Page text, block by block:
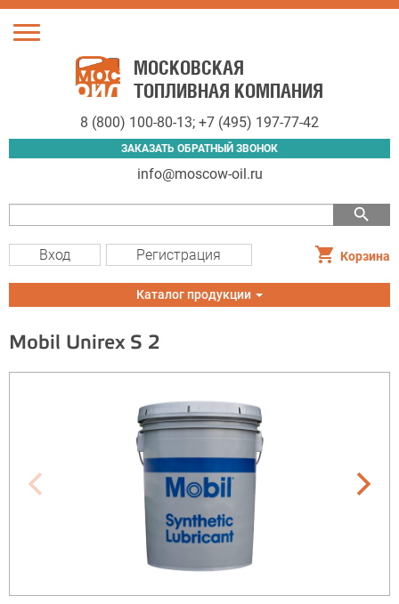
Toggle
МОСКОВСКАЯ
ТОПЛИВНАЯ КОМПАНИЯ
8 (800) 100-80-13; +7 (495) 197-77-42
ЗАКАЗАТЬ ОБРАТНЫЙ ЗВОНОК
info@moscow-oil.ru
search
Вход Регистрация Корзина
Toggle
navigation
Каталог продукции
Mobil Unirex S 2